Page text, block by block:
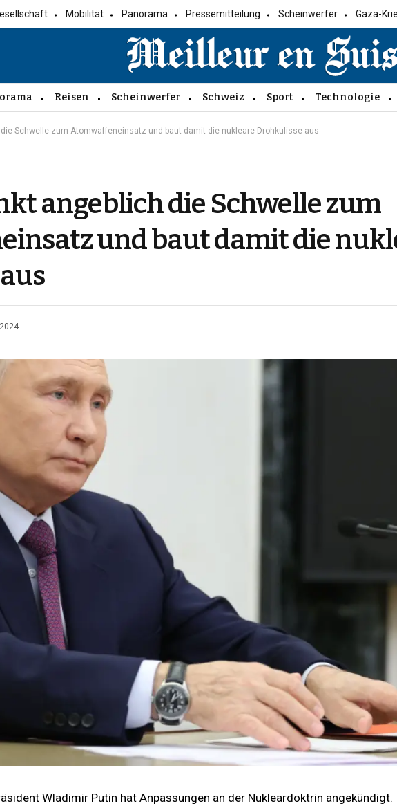
Mobilität Panorama Pressemitteilung Scheinwerfer Gaza-
Reisen Scheinwerfer Schweiz Sport Technologie
Schwelle zum Atomwaffeneinsatz und baut damit die nukleare Drohkulisse aus
angeblich die Schwelle zum
und baut damit die
Wladimir Putin hat Anpassungen an der Nukleardoktrin angekündigt.